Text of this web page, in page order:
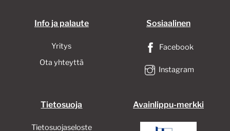
Info ja palaute
Yritys
Ota yhteyttä
Sosiaalinen
Facebook
Instagram
Tietosuoja
Tietosuojaseloste
Avainlippu-merkki